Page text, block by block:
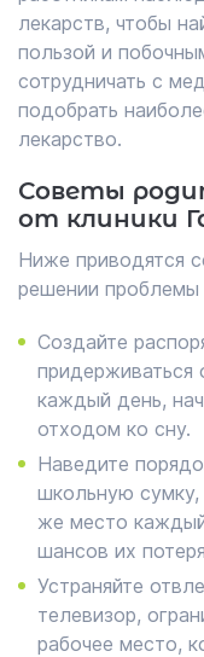
лекарств, чтобы
пользой и
сотрудничать с
подобрать
лекарство.
Советы
от клиники
Ниже приводятся
решении проблемы
Создайте
придерживаться
каждый день,
отходом ко сну.
Наведите
школьную
же место
шансов их
Устраняйте
телевизор,
рабочее место,